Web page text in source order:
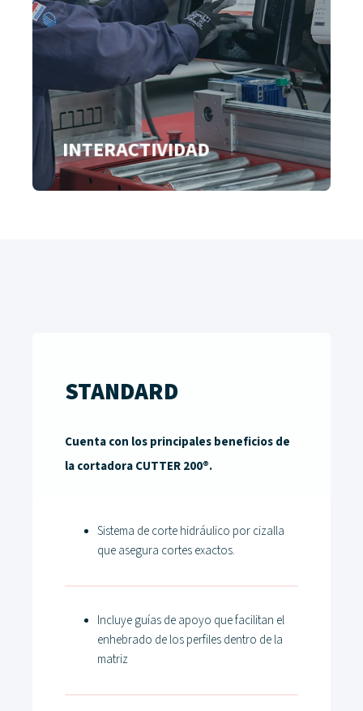
INTERACTIVIDAD
STANDARD
Cuenta con los principales beneficios de
la cortadora CUTTER 200®.
Sistema de corte hidráulico por cizalla
que asegura cortes exactos.
Incluye guías de apoyo que facilitan el
enhebrado de los perfiles dentro de la
matriz